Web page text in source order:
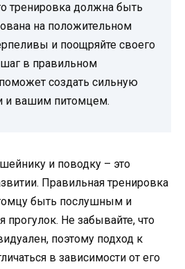
тренировка должна быть
на положительном
и поощряйте своего
в правильном
создать сильную
и вашим питомцем.
и поводку – это
Правильная тренировка
быть послушным и
Не забывайте, что
поэтому подход к
в зависимости от его